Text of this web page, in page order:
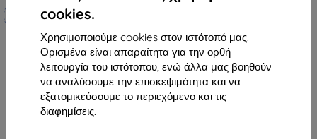
cookies.
Χρησιμοποιούμε cookies στον ιστότοπό μας.
Ορισμένα είναι απαραίτητα για την ορθή
λειτουργία του ιστότοπου, ενώ άλλα μας βοηθούν
να αναλύσουμε την επισκεψιμότητα και να
εξατομικεύσουμε το περιεχόμενο και τις
διαφημίσεις.
Κατασκευασμένο κατά
παραγγελία
19,90 €
17,92 €
Διαθέσιμο 3 τεμ
Διαθέσιμο > 5 τεμ